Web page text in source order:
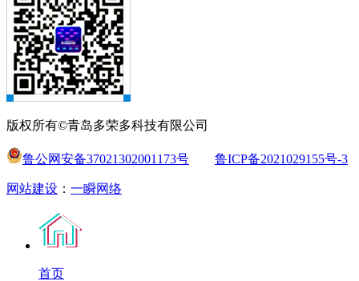
版权所有©青岛多荣多科技有限公司
鲁公网安备37021302001173号 鲁ICP备2021029155号-3
网站建设 ： 一瞬网络
首页